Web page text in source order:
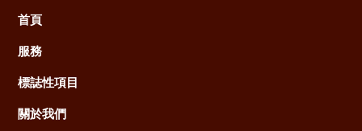
Main
navigation
首頁
服務
標誌性項目
關於我們